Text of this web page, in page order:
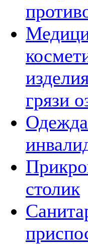
грязи
столик